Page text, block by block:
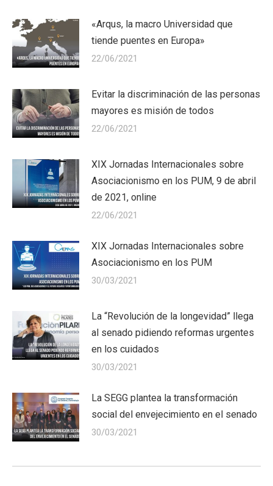
«Arqus, la macro Universidad que
tiende puentes en Europa»
22/06/2021
Evitar la discriminación de las personas
mayores es misión de todos
22/06/2021
XIX Jornadas Internacionales sobre
Asociacionismo en los PUM, 9 de abril
de 2021, online
22/06/2021
XIX Jornadas Internacionales sobre
Asociacionismo en los PUM
30/03/2021
La “Revolución de la longevidad” llega
al senado pidiendo reformas urgentes
en los cuidados
30/03/2021
La SEGG plantea la transformación
social del envejecimiento en el senado
30/03/2021